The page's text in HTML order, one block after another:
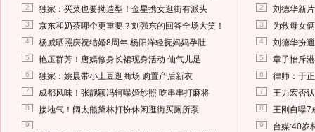
2 独家：买菜也要拗造型！金星携女逛街有派头
3 京东和奶茶哪个更重要？刘强东的回答全场大笑！
4 杨威晒照庆祝结婚8周年 杨阳洋轻抚妈妈孕肚
5 艳压群芳！唐嫣修身长裙现身活动 仙气儿足
6 独家：姚晨带小土豆逛商场 购置产后新衣
7 成都风味！张靓颖冯轲曝婚纱照 吃串串打麻将
8 接地气！阔太熊黛林打扮休闲逛街买厕所泵
9
2 刘德华新
3 为救母女
4 刘德华扮
5 章子怡斥
6 律师：于
7 王力宏否
8 王刚自曝7
9 台媒:40岁